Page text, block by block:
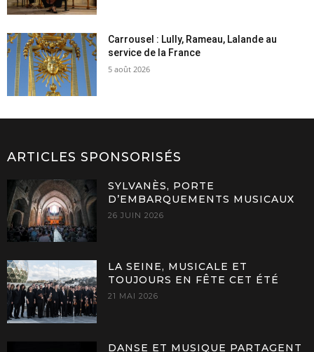
Carrousel : Lully, Rameau, Lalande au
service de la France
5 août 2026
ARTICLES SPONSORISÉS
SYLVANÈS, PORTE
D’EMBARQUEMENTS MUSICAUX
26 JUIN 2026
LA SEINE, MUSICALE ET
TOUJOURS EN FÊTE CET ÉTÉ
21 MAI 2026
DANSE ET MUSIQUE PARTAGENT